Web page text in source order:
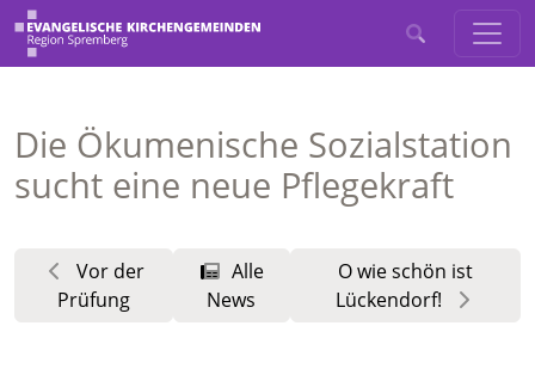
Die Ökumenische Sozialstation
sucht eine neue Pflegekraft
Vor der
Prüfung
Alle
News
O wie schön ist
Lückendorf!